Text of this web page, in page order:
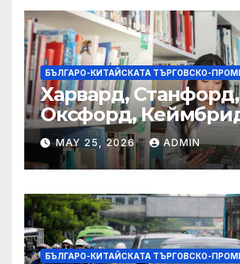
БЪЛГАРО-КИТАЙСКАТА ТЪРГОВСКО-
Харвард, Станфорд,
Оксфорд,
други: как
на YCIS отваря
престижни
по целия свят
MAY 25, 2026 ADMIN
БЪЛГАРО-КИТАЙСКАТА ТЪРГОВСКО-